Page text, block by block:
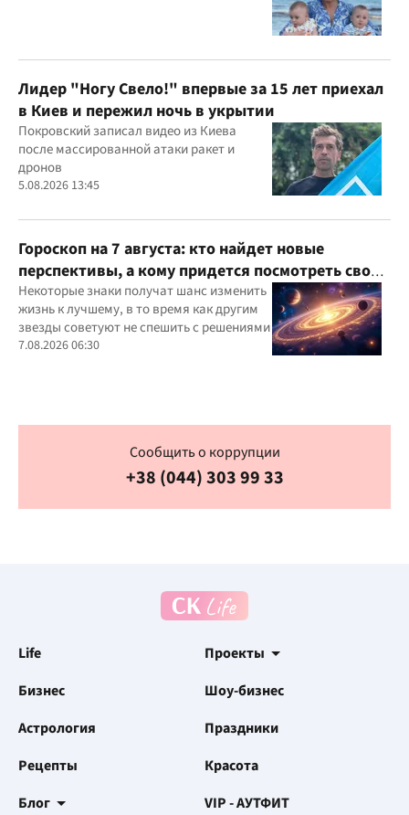
Лидер "Ногу Свело!" впервые за 15 лет приехал
в Киев и пережил ночь в укрытии
Покровский записал видео из Киева
после массированной атаки ракет и
дронов
5.08.2026 13:45
Гороскоп на 7 августа: кто найдет новые
перспективы, а кому придется посмотреть свои
приоритеты
Некоторые знаки получат шанс изменить
жизнь к лучшему, в то время как другим
звезды советуют не спешить с решениями
7.08.2026 06:30
Сообщить о коррупции
+38 (044) 303 99 33
Life
Проекты
Бизнес
Шоу-бизнес
Астрология
Праздники
Рецепты
Красота
Блог
VIP - АУТФИТ